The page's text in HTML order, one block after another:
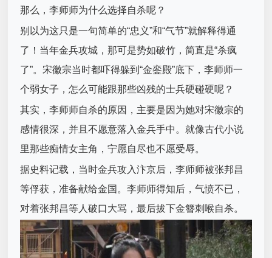
那么，李师师为什么选择自杀呢？
别以为这只是一句简单的“忠义”和“气节”就解释得通
了！当年金兵攻城，那可是势如破竹，简直是“杀疯
了”。宋徽宗当时都吓得躲到“金銮殿”底下，李师师一
个弱女子，怎么可能跟那些凶残的士兵硬碰硬呢？
其实，李师师自杀的原因，主要是因为她对宋徽宗的
感情很深，并且不愿意落入金兵手中。就像古代小说
里那些痴情女主角，宁愿自尽也不愿受辱。
据史料记载，当时金兵攻入汴京后，李师师被张邦昌
等俘获，准备献给金国。李师师得知后，气愤不已，
对着张邦昌等人破口大骂，最后拔下金簪刺喉自杀。